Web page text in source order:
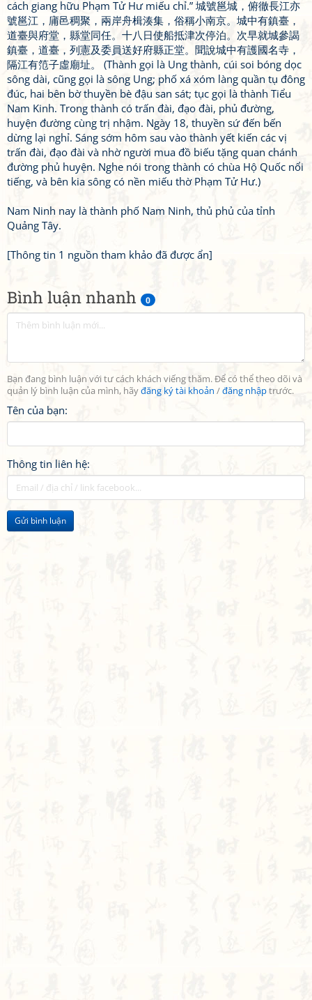
Bình luận nhanh 0
Bạn đang bình luận với tư cách khách viếng thăm. Để có thể theo dõi và
quản lý bình luận của mình, hãyđăng ký tài khoản /đăng nhậptrước.
Tên của bạn:
Thông tin liên hệ:
Gửi bình luận
cách giang hữu Phạm Tử Hư miếu chỉ.” 城號邕城，俯徹長江亦
號邕江，庯邑稠聚，兩岸舟楫湊集，俗稱小南京。城中有鎮臺，
道臺與府堂，縣堂同任。十八日使船抵津次停泊。次早就城參謁
鎮臺，道臺，列憲及委員送好府縣正堂。聞說城中有護國名寺，
隔江有笵子虛廟址。 (Thành gọi là Ung thành, cúi soi bóng dọc
sông dài, cũng gọi là sông Ung; phố xá xóm làng quần tụ đông
đúc, hai bên bờ thuyền bè đậu san sát; tục gọi là thành Tiểu
Nam Kinh. Trong thành có trấn đài, đạo đài, phủ đường,
huyện đường cùng trị nhậm. Ngày 18, thuyền sứ đến bến
dừng lại nghỉ. Sáng sớm hôm sau vào thành yết kiến các vị
trấn đài, đạo đài và nhờ người mua đồ biếu tặng quan chánh
đường phủ huyện. Nghe nói trong thành có chùa Hộ Quốc nổi
tiếng, và bên kia sông có nền miếu thờ Phạm Tử Hư.)
Nam Ninh nay là thành phố Nam Ninh, thủ phủ của tỉnh
Quảng Tây.
[Thông tin 1 nguồn tham khảo đã được ẩn]